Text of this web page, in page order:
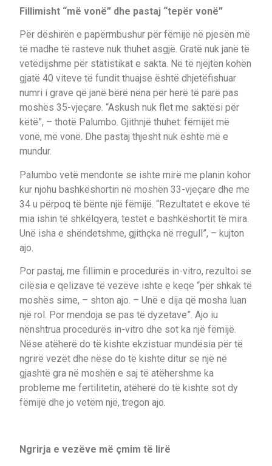
Fillimisht “më vonë” dhe pastaj “tepër vonë”
Për dëshirën e papërmbushur për fëmijë në pjesën më
të madhe të rasteve nuk thuhet asgjë. Gratë nuk janë të
vetëdijshme për statistikat e sakta. Në të njëjtën kohën
gjatë 40 viteve të fundit thuajse është dhjetëfishuar
numri i grave që janë bërë nëna për herë të parë pas
moshës 35-vjeçare. “Askush nuk flet me saktësi për
këtë”, – thotë Palumbo. Gjithnjë thuhet: fëmijët më
vonë, më vonë. Dhe pastaj thjesht nuk është më e
mundur.
Palumbo vetë mendonte se ishte mirë me planin kohor
kur njohu bashkëshortin në moshën 33-vjeçare dhe me
34 u përpoq të bënte një fëmijë. “Rezultatet e ekove të
mia ishin të shkëlqyera, testet e bashkëshortit të mira.
Unë isha e shëndetshme, gjithçka në rregull”, – kujton
ajo.
Por pastaj, me fillimin e procedurës in-vitro, rezultoi se
cilësia e qelizave të vezëve ishte e keqe “për shkak të
moshës sime, – shton ajo. – Unë e dija që mosha luan
një rol. Por mendoja se pas të dyzetave”. Ajo iu
nënshtrua procedurës in-vitro dhe sot ka një fëmijë.
Nëse atëherë do të kishte ekzistuar mundësia për të
ngrirë vezët dhe nëse do të kishte ditur se një në
gjashtë gra në moshën e saj të atëhershme ka
probleme me fertilitetin, atëherë do të kishte sot dy
fëmijë dhe jo vetëm një, tregon ajo.
Ngrirja e vezëve më çmim të lirë